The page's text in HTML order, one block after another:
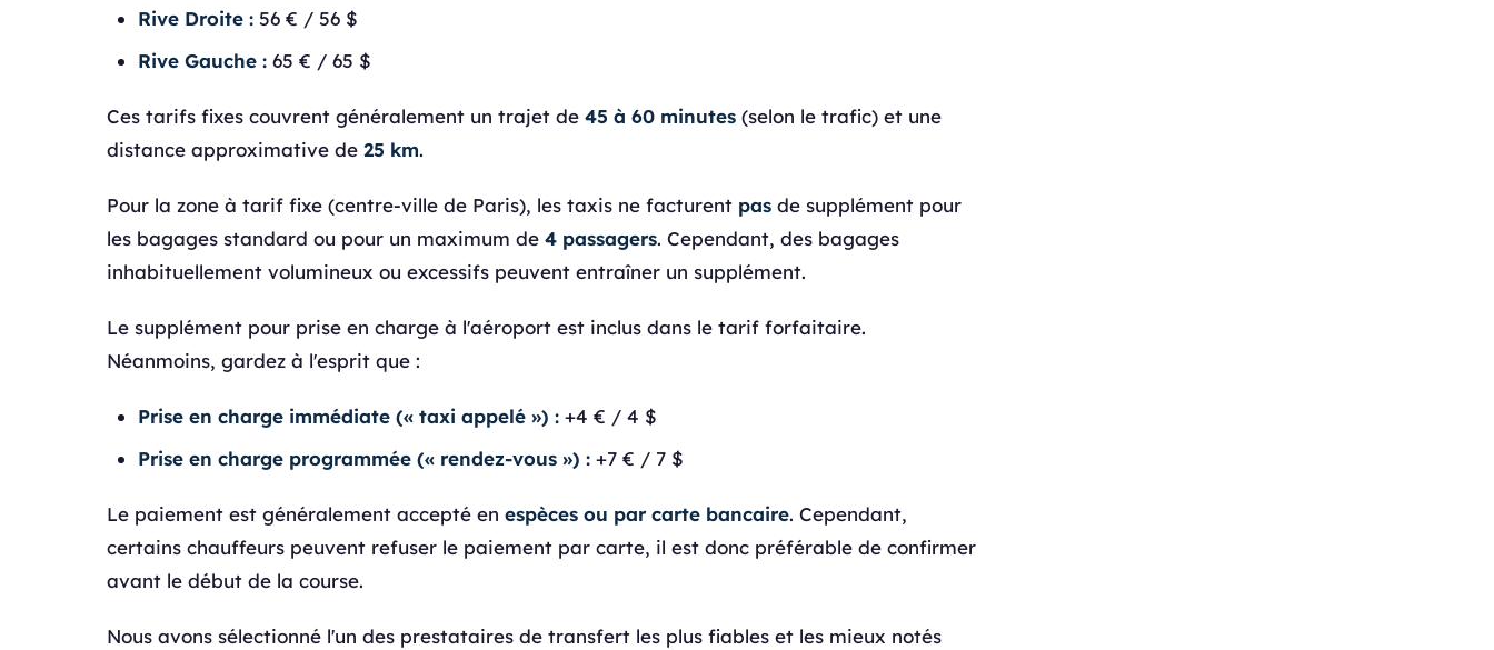
Rive Droite : 56 € / 56 $
Rive Gauche : 65 € / 65 $
Ces tarifs fixes couvrent généralement un trajet de 45 à 60 minutes (selon le trafic) et une
distance approximative de 25 km.
Pour la zone à tarif fixe (centre-ville de Paris), les taxis ne facturent pas de supplément pour
les bagages standard ou pour un maximum de 4 passagers. Cependant, des bagages
inhabituellement volumineux ou excessifs peuvent entraîner un supplément.
Le supplément pour prise en charge à l'aéroport est inclus dans le tarif forfaitaire.
Néanmoins, gardez à l'esprit que :
Prise en charge immédiate (« taxi appelé ») : +4 € / 4 $
Prise en charge programmée (« rendez-vous ») : +7 € / 7 $
Le paiement est généralement accepté en espèces ou par carte bancaire. Cependant,
certains chauffeurs peuvent refuser le paiement par carte, il est donc préférable de confirmer
avant le début de la course.
Nous avons sélectionné l'un des prestataires de transfert les plus fiables et les mieux notés